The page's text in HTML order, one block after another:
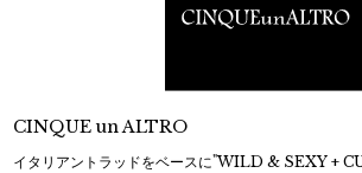
CINQUE un ALTRO
イタリアントラッドをベースに"WILD & SEXY +